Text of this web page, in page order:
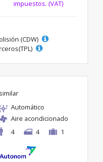
impuestos. (VAT)
(CDW)
Automático
Aire acondicionado
4
4 1